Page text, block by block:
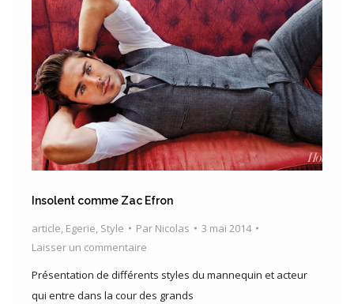
Insolent comme Zac Efron
article, Egerie, Style Par Nicolas
3 mai 2014
Laisser un commentaire
Présentation de différents styles du mannequin et acteur
qui entre dans la cour des grands